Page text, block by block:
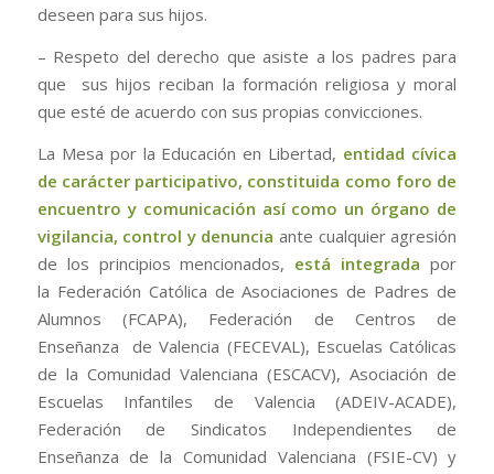
deseen para sus hijos.
– Respeto del derecho que asiste a los padres para
que sus hijos reciban la formación religiosa y moral
que esté de acuerdo con sus propias convicciones.
La Mesa por la Educación en Libertad, entidad cívica
de carácter participativo, constituida como foro de
encuentro y comunicación así como un órgano de
vigilancia, control y denuncia ante cualquier agresión
de los principios mencionados, está integrada por
la Federación Católica de Asociaciones de Padres de
Alumnos (FCAPA), Federación de Centros de
Enseñanza de Valencia (FECEVAL), Escuelas Católicas
de la Comunidad Valenciana (ESCACV), Asociación de
Escuelas Infantiles de Valencia (ADEIV-ACADE),
Federación de Sindicatos Independientes de
Enseñanza de la Comunidad Valenciana (FSIE-CV) y